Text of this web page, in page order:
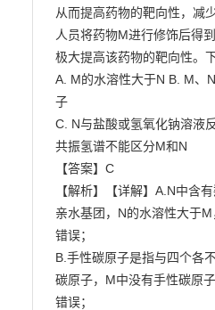
从而提高药物的靶向性，减
人员将药物M进行修饰后得
极大提高该药物的靶向性。
A. M的水溶性大于N B. M、
子
C. N与盐酸或氢氧化钠溶液
共振氢谱不能区分M和N
【答案】C
【解析】【详解】A.N中含
亲水基团，N的水溶性大于M
错误；
B.手性碳原子是指与四个各
碳原子，M中没有手性碳原
错误；